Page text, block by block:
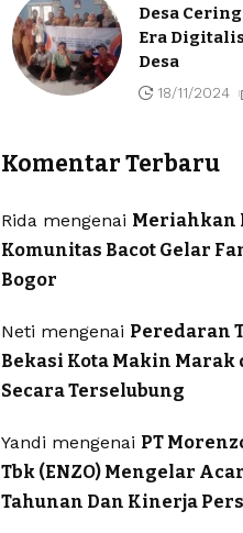
Desa
Era
Desa
18/11/2024
Komentar Terbaru
Ridamengenai Meriahkan
Komunitas Bacot Gelar
Bogor
Neti mengenai Peredaran
Bekasi Kota Makin Marak
Secara Terselubung
Yandi mengenai PT
Tbk (ENZO) Mengelar
Tahunan Dan Kinerja